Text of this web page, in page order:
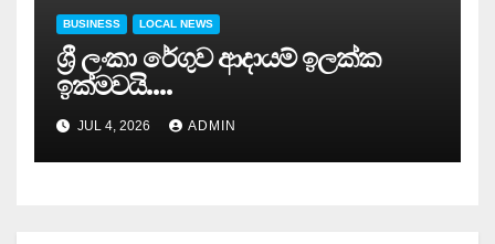
BUSINESS LOCAL NEWS
ශ්‍රී ලංකා රේගුව ආදායම් ඉලක්ක
ඉක්මවයි….
JUL 4, 2026 ADMIN